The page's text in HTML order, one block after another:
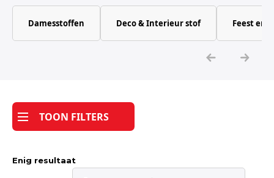
Katoen
Tijdpakker stof
Damesstoffen Deco & Interieur stof Feest en
TOON FILTERS
Enig resultaat